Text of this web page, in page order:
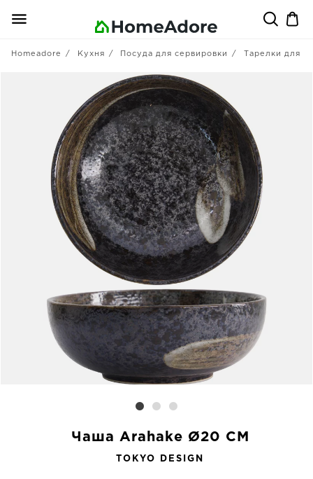
Homeadore Кухня Посуда для сервировки Тарелки для
Чаша Arahake Ø20 CM
TOKYO DESIGN